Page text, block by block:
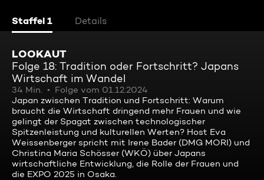
Staffel 1 Details
LOOKAUT
Folge 18: Tradition oder Fortschritt? Japans
Wirtschaft im Wandel
34 Min.
Folge vom 01.12.2024
Japan zwischen Tradition und Fortschritt: Warum
braucht die Wirtschaft dringend mehr Frauen und wie
gelingt der Spagat zwischen technologischer
Spitzenleistung und kulturellen Werten? Host Eva
Weissenberger spricht mit Irene Bader (DMG MORI) und
Christina Maria Schösser (WKÖ) über Japans
wirtschaftliche Entwicklung, die Rolle der Frauen und
die EXPO 2025 in Osaka.